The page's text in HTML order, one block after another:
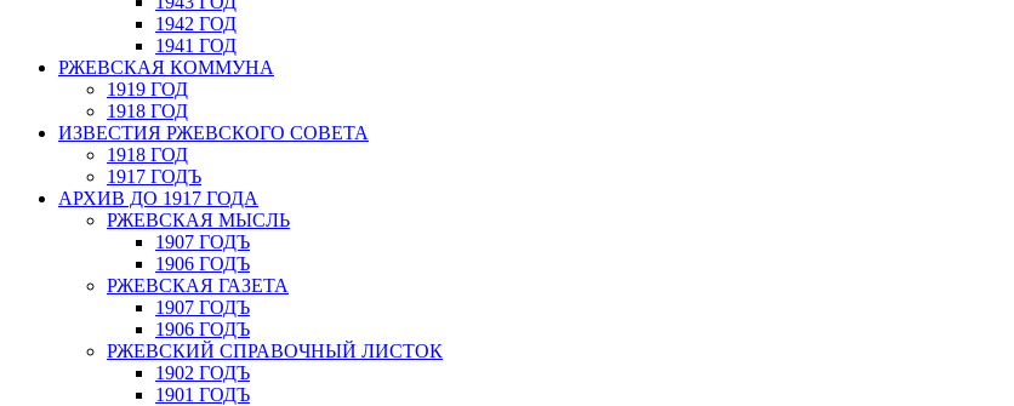
1942 ГОД
1941 ГОД
РЖЕВСКАЯ КОММУНА
1919 ГОД
1918 ГОД
ИЗВЕСТИЯ РЖЕВСКОГО СОВЕТА
1918 ГОД
1917 ГОДЪ
АРХИВ ДО 1917 ГОДА
РЖЕВСКАЯ МЫСЛЬ
1907 ГОДЪ
1906 ГОДЪ
РЖЕВСКАЯ ГАЗЕТА
1907 ГОДЪ
1906 ГОДЪ
РЖЕВСКИЙ СПРАВОЧНЫЙ ЛИСТОК
1902 ГОДЪ
1901 ГОДЪ